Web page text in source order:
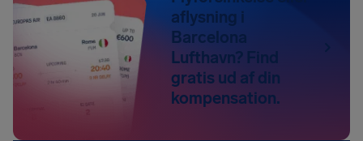
aflysning i
Barcelona
Lufthavn? Find
gratis ud af din
kompensation.